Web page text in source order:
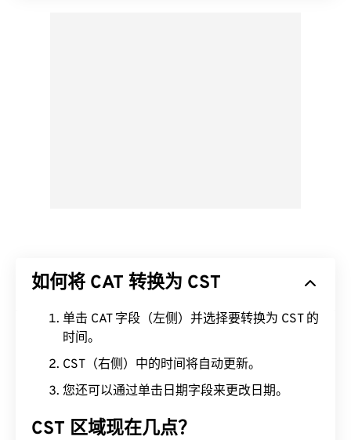
如何将 CAT 转换为 CST
单击 CAT 字段（左侧）并选择要转换为 CST 的
时间。
CST（右侧）中的时间将自动更新。
您还可以通过单击日期字段来更改日期。
CST 区域现在几点？